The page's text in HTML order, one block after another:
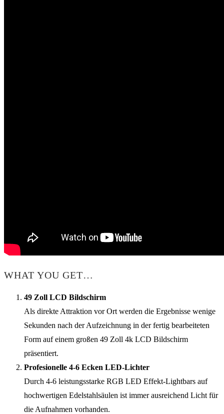
WHAT YOU GET…
49 Zoll LCD Bildschirm
Als direkte Attraktion vor Ort werden die Ergebnisse wenige
Sekunden nach der Aufzeichnung in der fertig bearbeiteten
Form auf einem großen 49 Zoll 4k LCD Bildschirm
präsentiert.
Profesionelle 4-6 Ecken LED-Lichter
Durch 4-6 leistungsstarke RGB LED Effekt-Lightbars auf
hochwertigen Edelstahlsäulen ist immer ausreichend Licht für
die Aufnahmen vorhanden.